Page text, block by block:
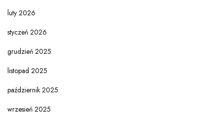
luty 2026
styczeń 2026
grudzień 2025
listopad 2025
październik 2025
wrzesień 2025